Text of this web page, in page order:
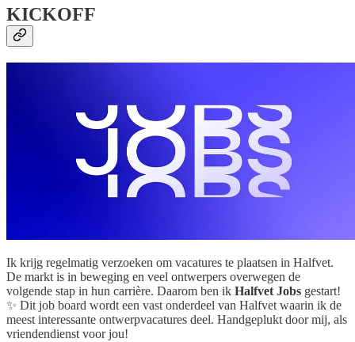
KICKOFF
Ik krijg regelmatig verzoeken om vacatures te plaatsen in Halfvet.
De markt is in beweging en veel ontwerpers overwegen de
volgende stap in hun carrière. Daarom ben ik Halfvet Jobs gestart!
✨ Dit job board wordt een vast onderdeel van Halfvet waarin ik de
meest interessante ontwerpvacatures deel. Handgeplukt door mij, als
vriendendienst voor jou!